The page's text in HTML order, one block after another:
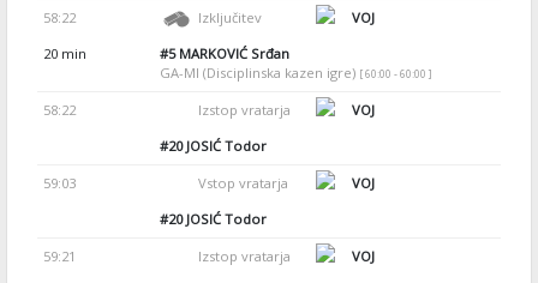
58:22 Izključitev
VOJ
20 min
#5MARKOVIĆ Srđan
GA-MI (Disciplinska kazen igre) [ 60:00 - 60:00 ]
58:22 Izstop vratarja
VOJ
#20JOSIĆ Todor
59:03 Vstop vratarja
VOJ
#20JOSIĆ Todor
59:21 Izstop vratarja
VOJ